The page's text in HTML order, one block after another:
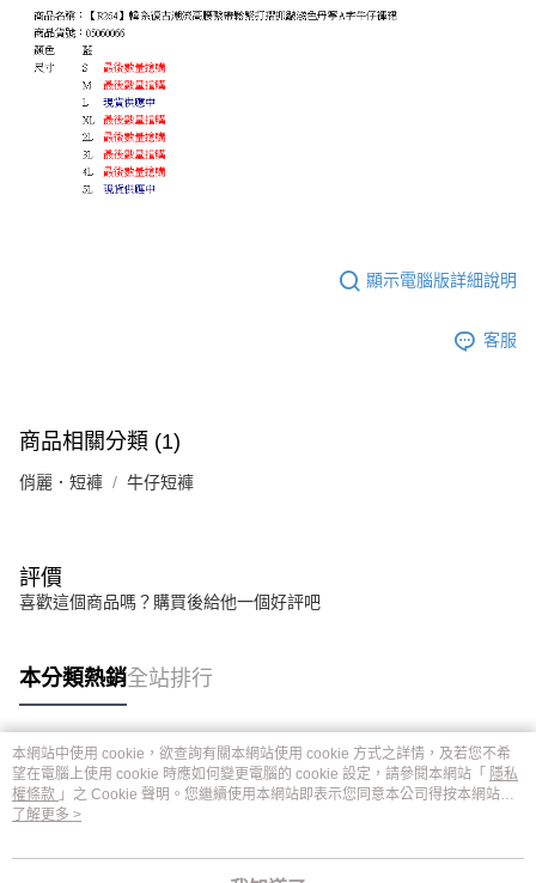
顯示電腦版詳細說明
客服
商品相關分類 (1)
俏麗．短褲 牛仔短褲
評價
喜歡這個商品嗎？購買後給他一個好評吧
本分類熱銷全站排行
熱門標籤
本網站中使用 cookie，欲查詢有關本網站使用 cookie 方式之詳情，及若您不希
望在電腦上使用 cookie 時應如何變更電腦的 cookie 設定，請參閱本網站「 隱私
權條款 」之 Cookie 聲明。您繼續使用本網站即表示您同意本公司得按本網站使
用條款之 Cookie 聲明使用 cookie。
了解更多 >